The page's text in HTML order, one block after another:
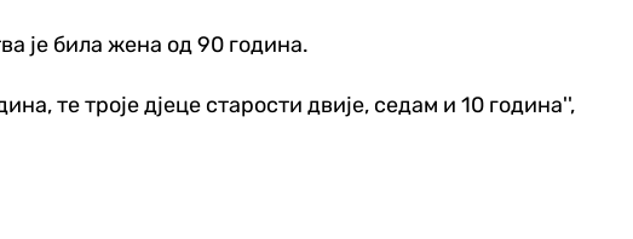
је била жена од 90 година.
те троје дјеце старости двије, седам и 10 година'',